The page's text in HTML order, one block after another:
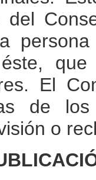
del
El
de
o